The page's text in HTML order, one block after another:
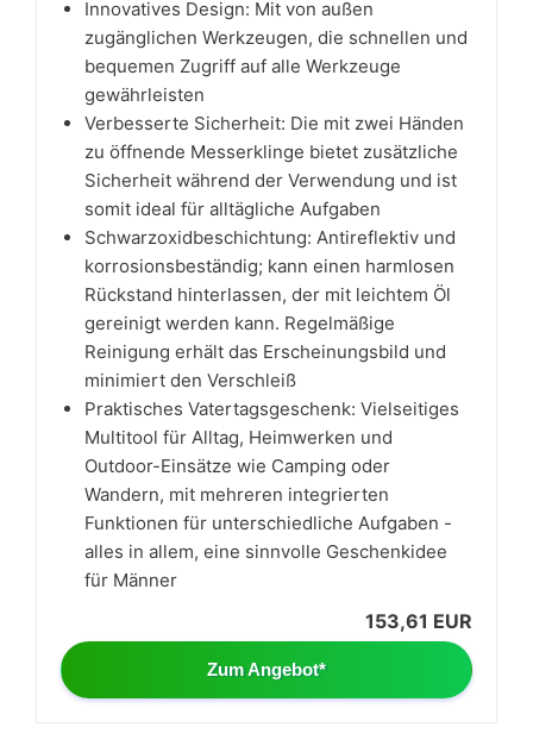
Innovatives Design: Mit von außen
zugänglichen Werkzeugen, die schnellen und
bequemen Zugriff auf alle Werkzeuge
gewährleisten
Verbesserte Sicherheit: Die mit zwei Händen
zu öffnende Messerklinge bietet zusätzliche
Sicherheit während der Verwendung und ist
somit ideal für alltägliche Aufgaben
Schwarzoxidbeschichtung: Antireflektiv und
korrosionsbeständig; kann einen harmlosen
Rückstand hinterlassen, der mit leichtem Öl
gereinigt werden kann. Regelmäßige
Reinigung erhält das Erscheinungsbild und
minimiert den Verschleiß
Praktisches Vatertagsgeschenk: Vielseitiges
Multitool für Alltag, Heimwerken und
Outdoor-Einsätze wie Camping oder
Wandern, mit mehreren integrierten
Funktionen für unterschiedliche Aufgaben -
alles in allem, eine sinnvolle Geschenkidee
für Männer
153,61 EUR
Zum Angebot*